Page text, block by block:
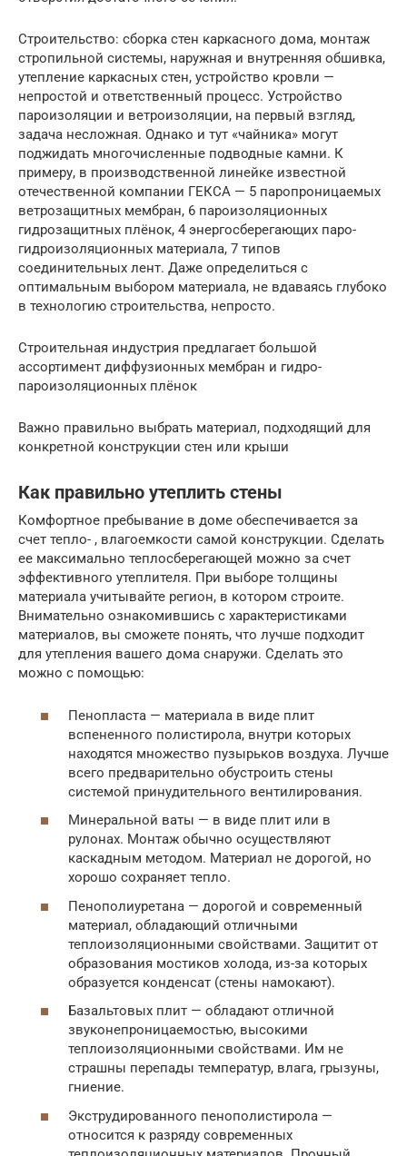
Строительство: сборка стен каркасного дома, монтаж
стропильной системы, наружная и внутренняя обшивка,
утепление каркасных стен, устройство кровли —
непростой и ответственный процесс. Устройство
пароизоляции и ветроизоляции, на первый взгляд,
задача несложная. Однако и тут «чайника» могут
поджидать многочисленные подводные камни. К
примеру, в производственной линейке известной
отечественной компании ГЕКСА — 5 паропроницаемых
ветрозащитных мембран, 6 пароизоляционных
гидрозащитных плёнок, 4 энергосберегающих паро-
гидроизоляционных материала, 7 типов
соединительных лент. Даже определиться с
оптимальным выбором материала, не вдаваясь глубоко
в технологию строительства, непросто.
Строительная индустрия предлагает большой
ассортимент диффузионных мембран и гидро-
пароизоляционных плёнок
Важно правильно выбрать материал, подходящий для
конкретной конструкции стен или крыши
Как правильно утеплить стены
Комфортное пребывание в доме обеспечивается за
счет тепло- , влагоемкости самой конструкции. Сделать
ее максимально теплосберегающей можно за счет
эффективного утеплителя. При выборе толщины
материала учитывайте регион, в котором строите.
Внимательно ознакомившись с характеристиками
материалов, вы сможете понять, что лучше подходит
для утепления вашего дома снаружи. Сделать это
можно с помощью:
Пенопласта — материала в виде плит
вспененного полистирола, внутри которых
находятся множество пузырьков воздуха. Лучше
всего предварительно обустроить стены
системой принудительного вентилирования.
Минеральной ваты — в виде плит или в
рулонах. Монтаж обычно осуществляют
каскадным методом. Материал не дорогой, но
хорошо сохраняет тепло.
Пенополиуретана — дорогой и современный
материал, обладающий отличными
теплоизоляционными свойствами. Защитит от
образования мостиков холода, из-за которых
образуется конденсат (стены намокают).
Базальтовых плит — обладают отличной
звуконепроницаемостью, высокими
теплоизоляционными свойствами. Им не
страшны перепады температур, влага, грызуны,
гниение.
Экструдированного пенополистирола —
относится к разряду современных